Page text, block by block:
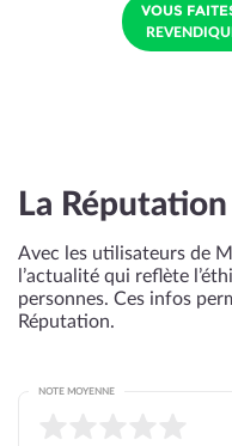
VOUS
La
Avec les utilisateurs de
l’actualité qui reflète
personnes. Ces infos
Réputation.
NOTE MOYENNE